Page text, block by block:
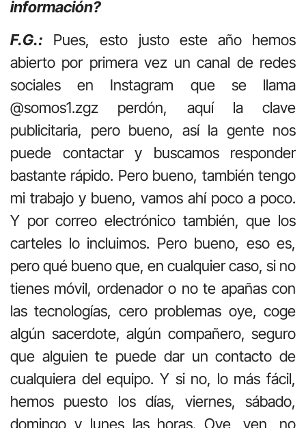
información?
F.G.: Pues, esto justo este año hemos
abierto por primera vez un canal de redes
sociales en Instagram que se llama
@somos1.zgz perdón, aquí la clave
publicitaria, pero bueno, así la gente nos
puede contactar y buscamos responder
bastante rápido. Pero bueno, también tengo
mi trabajo y bueno, vamos ahí poco a poco.
Y por correo electrónico también, que los
carteles lo incluimos. Pero bueno, eso es,
pero qué bueno que, en cualquier caso, si no
tienes móvil, ordenador o no te apañas con
las tecnologías, cero problemas oye, coge
algún sacerdote, algún compañero, seguro
que alguien te puede dar un contacto de
cualquiera del equipo. Y si no, lo más fácil,
hemos puesto los días, viernes, sábado,
domingo y lunes las horas. Oye, ven, no